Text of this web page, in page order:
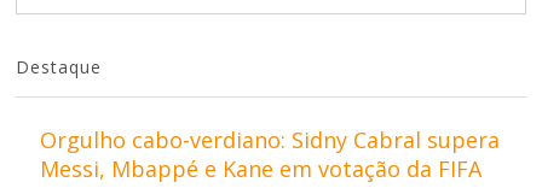
Destaque
Orgulho cabo-verdiano: Sidny Cabral supera
Messi, Mbappé e Kane em votação da FIFA